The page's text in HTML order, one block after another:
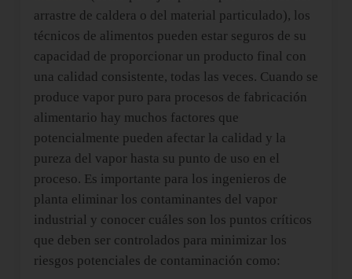
arrastre de caldera o del material particulado), los
técnicos de alimentos pueden estar seguros de su
capacidad de proporcionar un producto final con
una calidad consistente, todas las veces. Cuando se
produce vapor puro para procesos de fabricación
alimentario hay muchos factores que
potencialmente pueden afectar la calidad y la
pureza del vapor hasta su punto de uso en el
proceso. Es importante para los ingenieros de
planta eliminar los contaminantes del vapor
industrial y conocer cuáles son los puntos críticos
que deben ser controlados para minimizar los
riesgos potenciales de contaminación como: